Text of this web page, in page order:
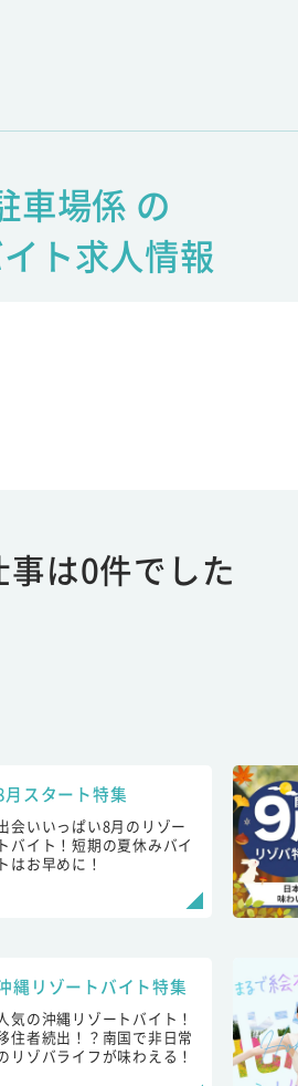
車場係 の
ト求人情報
は0件でした
月スタート特集
会いいっぱい8月のリゾー
トバイト！短期の夏休みバイ
トはお早めに！
縄リゾートバイト特集
気の沖縄リゾートバイト！
住者続出！？南国で非日常
リゾバライフが味わえる！